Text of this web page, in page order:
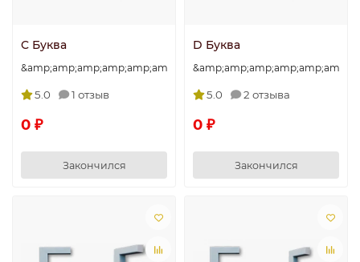
C Буква
5.0 1 отзыв
0 ₽
Закончился
D Буква
5.0 2 отзыва
0 ₽
Закончился